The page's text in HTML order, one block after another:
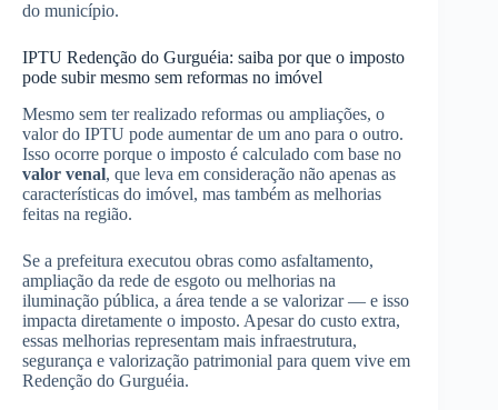
do município.
IPTU Redenção do Gurguéia: saiba por que o imposto
pode subir mesmo sem reformas no imóvel
Mesmo sem ter realizado reformas ou ampliações, o
valor do IPTU pode aumentar de um ano para o outro.
Isso ocorre porque o imposto é calculado com base no
valor venal, que leva em consideração não apenas as
características do imóvel, mas também as melhorias
feitas na região.
Se a prefeitura executou obras como asfaltamento,
ampliação da rede de esgoto ou melhorias na
iluminação pública, a área tende a se valorizar — e isso
impacta diretamente o imposto. Apesar do custo extra,
essas melhorias representam mais infraestrutura,
segurança e valorização patrimonial para quem vive em
Redenção do Gurguéia.